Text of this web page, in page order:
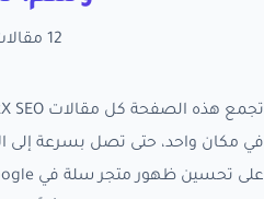
12 مقالات
في مكان واحد، حتى تصل بسرعة إلى